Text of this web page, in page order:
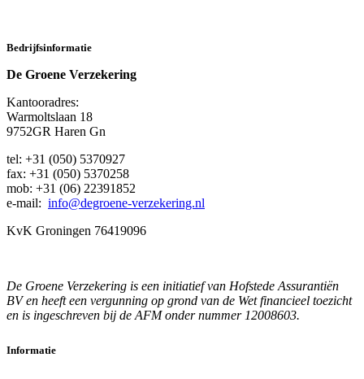
Bedrijfsinformatie
De Groene Verzekering
Kantooradres:
Warmoltslaan 18
9752GR Haren Gn
tel: +31 (050) 5370927
fax: +31 (050) 5370258
mob: +31 (06) 22391852
e-mail: info@degroene-verzekering.nl
KvK Groningen 76419096
De Groene Verzekering is een initiatief van Hofstede Assurantiën
BV en heeft een vergunning op grond van de Wet financieel toezicht
en is ingeschreven bij de AFM onder nummer 12008603.
Informatie